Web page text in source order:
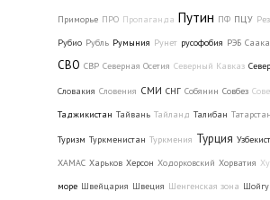
Приморье ПРО Пропаганда Путин ПФ ПЦУ
Рубио Рубль Румыния Рунет русофобия РЭБ
СВО СВР Северная Осетия Северный Кавказ
Словакия Словения СМИ СНГ Собянин Совбез
Таджикистан Тайвань Тайланд Талибан Татарстан
Туризм Туркменистан Туркмения Турция
ХАМАС Харьков Херсон Ходорковский Хорватия
море Швейцария Швеция Шенгенская зона Шойгу